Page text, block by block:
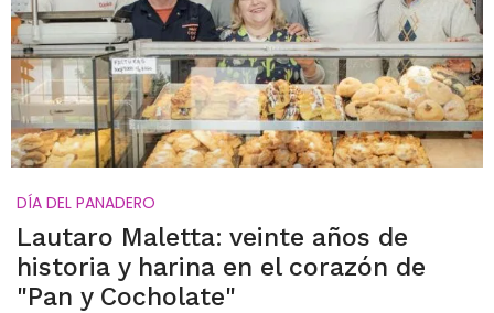
DÍA DEL PANADERO
Lautaro Maletta: veinte años de
historia y harina en el corazón de
"Pan y Cocholate"